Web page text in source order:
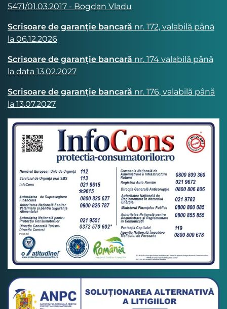
5471/01.03.2017 - Bogdan Vladu
Scrisoare de garanție bancară nr. 172, valabilă până
la 06.12.2026
Scrisoare de garanție bancară nr. 174 valabilă până
la data 13.02.2027
Scrisoare de garanție bancară nr. 176, valabilă până
la 13.07.2027